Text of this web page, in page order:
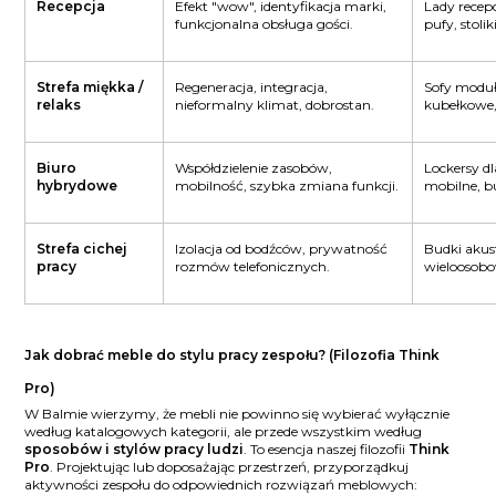
Recepcja
Efekt "wow", identyfikacja marki,
funkcjonalna obsługa gości.
Lady
pufy,
Strefa miękka /
relaks
Regeneracja, integracja,
nieformalny klimat, dobrostan.
Sofy
Biuro
hybrydowe
Współdzielenie zasobów,
mobilność, szybka zmiana funkcji.
Lockersy
mobilne,
Strefa cichej
pracy
Izolacja od bodźców, prywatność
rozmów telefonicznych.
Budki
Jak dobrać meble do stylu pracy zespołu? (Filozofia Think
Pro)
W Balmie wierzymy, że mebli nie powinno się wybierać wyłącznie
według katalogowych kategorii, ale przede wszystkim według
sposobów i stylów pracy ludzi. To esencja naszej filozofii Think
Pro. Projektując lub doposażając przestrzeń, przyporządkuj
aktywności zespołu do odpowiednich rozwiązań meblowych: